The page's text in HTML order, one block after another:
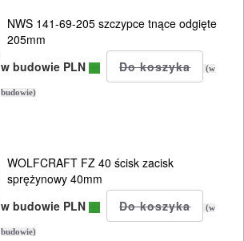
NWS 141-69-205 szczypce tnące odgięte
205mm
w budowie PLN
(w
budowie)
WOLFCRAFT FZ 40 ścisk zacisk
sprężynowy 40mm
w budowie PLN
(w
budowie)